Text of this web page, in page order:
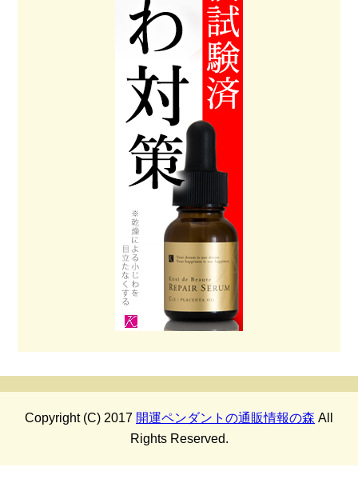
Copyright (C) 2017 開運ペンダントの通販情報の森 All
Rights Reserved.